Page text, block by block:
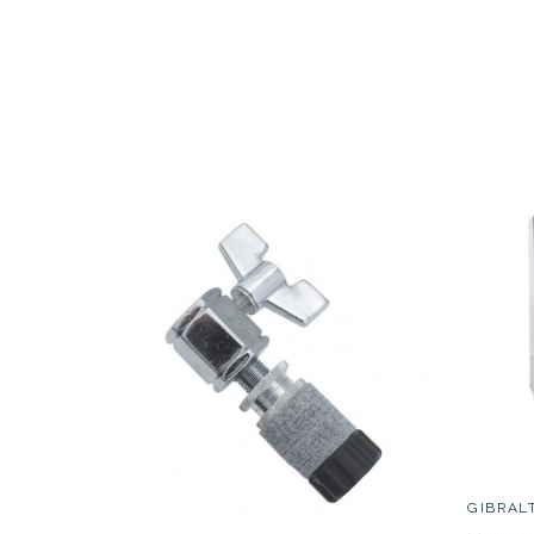
AVAILABILITY
PRECIO
DESCRIPCIÓN